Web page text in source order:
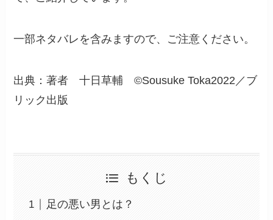
一部ネタバレを含みますので、ご注意ください。
出典：著者 十日草輔 ©Sousuke Toka2022／ブ
リック出版
もくじ
足の悪い男とは？